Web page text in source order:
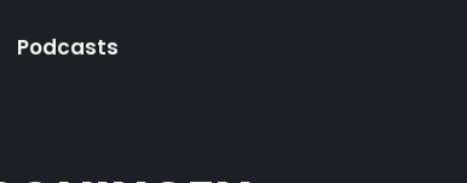
Podcasts